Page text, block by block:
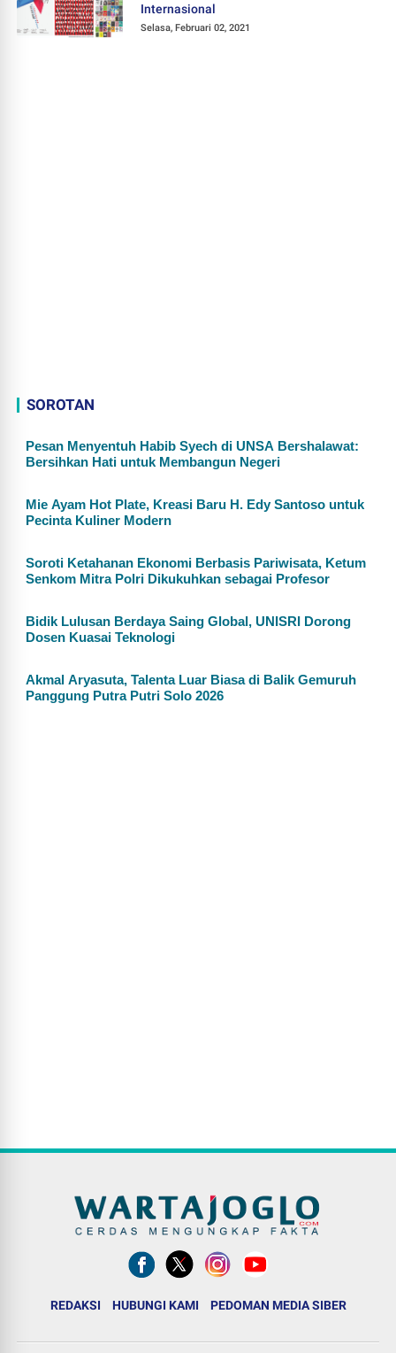
Internasional
Selasa, Februari 02, 2021
SOROTAN
Pesan Menyentuh Habib Syech di UNSA Bershalawat:
Bersihkan Hati untuk Membangun Negeri
Mie Ayam Hot Plate, Kreasi Baru H. Edy Santoso untuk
Pecinta Kuliner Modern
Soroti Ketahanan Ekonomi Berbasis Pariwisata, Ketum
Senkom Mitra Polri Dikukuhkan sebagai Profesor
Bidik Lulusan Berdaya Saing Global, UNISRI Dorong
Dosen Kuasai Teknologi
Akmal Aryasuta, Talenta Luar Biasa di Balik Gemuruh
Panggung Putra Putri Solo 2026
REDAKSI HUBUNGI KAMI PEDOMAN MEDIA SIBER